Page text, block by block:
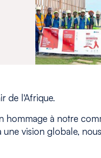
de l'Afrique.
hommage à notre
vision globale,